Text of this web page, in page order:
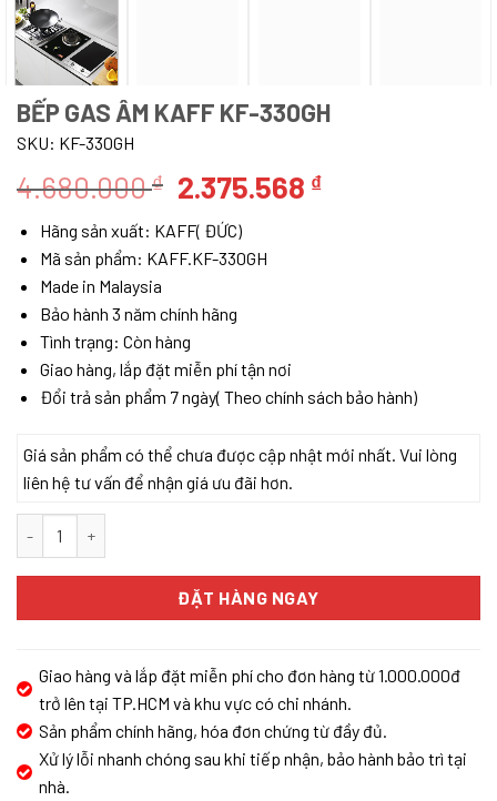
BẾP GAS ÂM KAFF KF-330GH
SKU: KF-330GH
4.680.000₫ Giá
gốc
là:
4.680.000 ₫.
2.375.568 ₫Giá
Hãng sản xuất: KAFF( ĐỨC)
Mã sản phẩm: KAFF.KF-330GH
Made in Malaysia
Bảo hành 3 năm chính hãng
Tình trạng: Còn hàng
Giao hàng, lắp đặt miễn phí tận nơi
Đổi trả sản phẩm 7 ngày( Theo chính sách bảo hành)
Giá sản phẩm có thể chưa được cập nhật mới nhất. Vui lòng
liên hệ tư vấn để nhận giá ưu đãi hơn.
ĐẶT HÀNG NGAY
Giao hàng và lắp đặt miễn phí cho đơn hàng từ 1.000.000đ
trở lên tại TP.HCM và khu vực có chi nhánh.
Sản phẩm chính hãng, hóa đơn chứng từ đầy đủ.
Xử lý lỗi nhanh chóng sau khi tiếp nhận, bảo hành bảo trì tại
nhà.